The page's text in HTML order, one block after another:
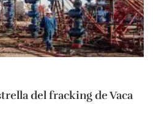
del fracking de Vaca